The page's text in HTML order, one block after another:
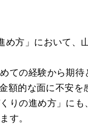
め方」において、
ての経験から期待
額的な面に不安を
りの進め方」に
す。